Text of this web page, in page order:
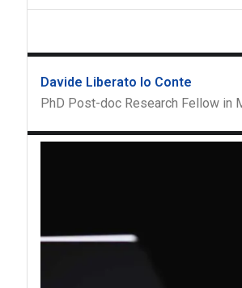
Davide Liberato lo Conte
PhD Post-doc Research Fellow in